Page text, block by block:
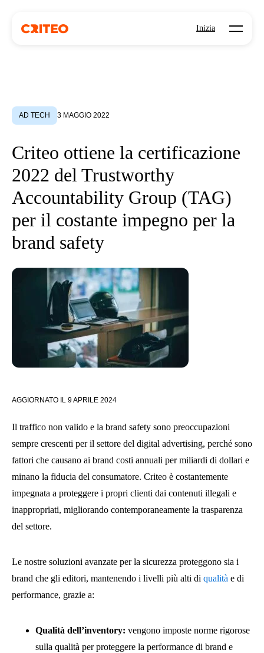
Inizia Open
AD TECH 3 MAGGIO 2022
Criteo ottiene la certificazione
2022 del Trustworthy
Accountability Group (TAG)
per il costante impegno per la
brand safety
AGGIORNATO IL 9 APRILE 2024
Il traffico non valido e la brand safety sono preoccupazioni
sempre crescenti per il settore del digital advertising, perché sono
fattori che causano ai brand costi annuali per miliardi di dollari e
minano la fiducia del consumatore. Criteo è costantemente
impegnata a proteggere i propri clienti dai contenuti illegali e
inappropriati, migliorando contemporaneamente la trasparenza
del settore.
Le nostre soluzioni avanzate per la sicurezza proteggono sia i
brand che gli editori, mantenendo i livelli più alti di qualità e di
performance, grazie a:
Qualità dell’inventory: vengono imposte norme rigorose
sulla qualità per proteggere la performance di brand e